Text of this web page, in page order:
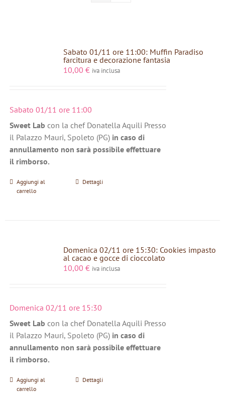
Sabato 01/11 ore 11:00: Muffin Paradiso
farcitura e decorazione fantasia
10,00 € iva inclusa
Sabato 01/11 ore 11:00
Sweet Lab con la chef Donatella Aquili Presso
il Palazzo Mauri, Spoleto (PG) in caso di
annullamento non sarà possibile effettuare
il rimborso.
Aggiungi al
carrello
Dettagli
Domenica 02/11 ore 15:30: Cookies impasto
al cacao e gocce di cioccolato
10,00 € iva inclusa
Domenica 02/11 ore 15:30
Sweet Lab con la chef Donatella Aquili Presso
il Palazzo Mauri, Spoleto (PG) in caso di
annullamento non sarà possibile effettuare
il rimborso.
Aggiungi al
carrello
Dettagli